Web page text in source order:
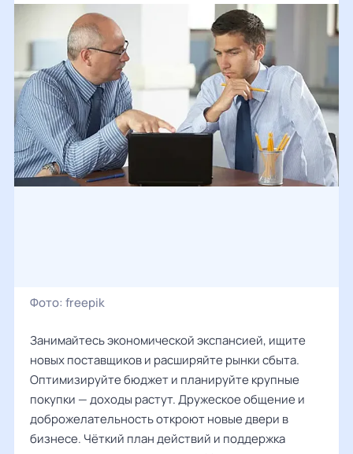
Фото: freepik
Занимайтесь экономической экспансией, ищите
новых поставщиков и расширяйте рынки сбыта.
Оптимизируйте бюджет и планируйте крупные
покупки — доходы растут. Дружеское общение и
доброжелательность откроют новые двери в
бизнесе. Чёткий план действий и поддержка